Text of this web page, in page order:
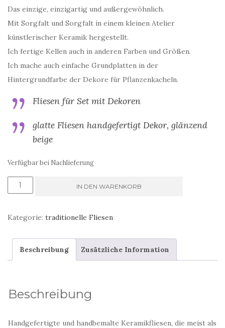
Das einzige, einzigartig und außergewöhnlich.
Mit Sorgfalt und Sorgfalt in einem kleinen Atelier
künstlerischer Keramik hergestellt.
Ich fertige Kellen auch in anderen Farben und Größen.
Ich mache auch einfache Grundplatten in der
Hintergrundfarbe der Dekore für Pflanzenkacheln.
Fliesen für Set mit Dekoren
glatte Fliesen handgefertigt Dekor, glänzend
beige
Verfügbar bei Nachlieferung
Dekorwand
Menge
IN DEN WARENKORB
Kategorie: traditionelle Fliesen
Beschreibung Zusätzliche Information
Beschreibung
Handgefertigte und handbemalte Keramikfliesen, die meist als